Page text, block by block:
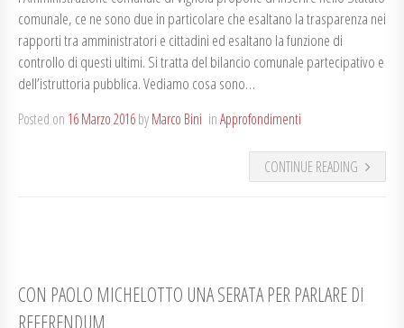
comunale, ce ne sono due in particolare che esaltano la trasparenza nei
rapporti tra amministratori e cittadini ed esaltano la funzione di
controllo di questi ultimi. Si tratta del bilancio comunale partecipativo e
dell’istruttoria pubblica. Vediamo cosa sono…
Posted on 16 Marzo 2016byMarco Bini inApprofondimenti
CONTINUE READING
CON PAOLO MICHELOTTO UNA SERATA PER PARLARE DI
REFERENDUM